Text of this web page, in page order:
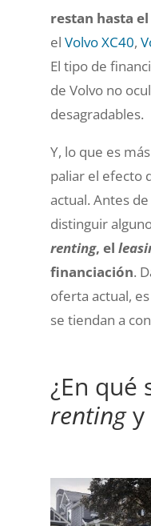
restan hasta
el Volvo XC40,
El tipo de
de Volvo no
desagradables.
Y, lo que es
paliar el efecto
actual. Antes
distinguir
renting, el
financiación.
oferta actual,
se tiendan a
¿En qué
rentingy